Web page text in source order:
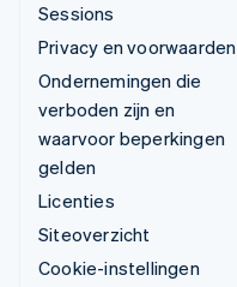
Sessions
Privacy en voorwaarden
Ondernemingen die
verboden zijn en
waarvoor beperkingen
gelden
Licenties
Siteoverzicht
Cookie-instellingen